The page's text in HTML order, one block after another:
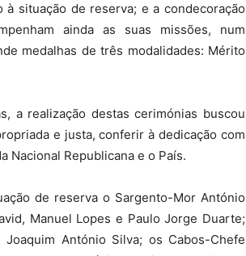
situação de reserva; e a condecoração
ainda as suas missões, num
medalhas de três modalidades: Mérito
a realização destas cerimónias buscou
e justa, conferir à dedicação com
Nacional Republicana e o País.
de reserva o Sargento-Mor António
Manuel Lopes e Paulo Jorge Duarte;
António Silva; os Cabos-Chefe